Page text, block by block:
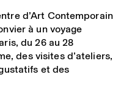
d’Art Contemporain
à unvoyage
du 26 au 28
des visites d’ateliers,
et des